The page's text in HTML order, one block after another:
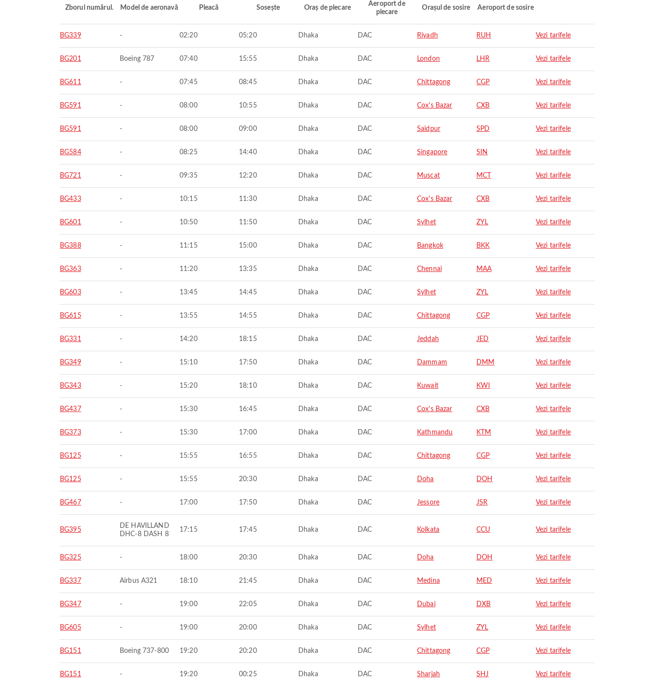
Zborul numărul. Model de aeronavă Pleacă Sosește Oraș de plecare
Aeroport de
plecare
Orașul de sosire Aeroport de sosire
BG339 - 02:20 05:20 Dhaka DAC Riyadh RUH Vezi tarifele
BG201 Boeing 787 07:40 15:55 Dhaka DAC London LHR Vezi tarifele
BG611 - 07:45 08:45 Dhaka DAC Chittagong CGP Vezi tarifele
BG591 - 08:00 10:55 Dhaka DAC Cox's Bazar CXB Vezi tarifele
BG591 - 08:00 09:00 Dhaka DAC Saidpur SPD Vezi tarifele
BG584 - 08:25 14:40 Dhaka DAC Singapore SIN Vezi tarifele
BG721 - 09:35 12:20 Dhaka DAC Muscat MCT Vezi tarifele
BG433 - 10:15 11:30 Dhaka DAC Cox's Bazar CXB Vezi tarifele
BG601 - 10:50 11:50 Dhaka DAC Sylhet ZYL Vezi tarifele
BG388 - 11:15 15:00 Dhaka DAC Bangkok BKK Vezi tarifele
BG363 - 11:20 13:35 Dhaka DAC Chennai MAA Vezi tarifele
BG603 - 13:45 14:45 Dhaka DAC Sylhet ZYL Vezi tarifele
BG615 - 13:55 14:55 Dhaka DAC Chittagong CGP Vezi tarifele
BG331 - 14:20 18:15 Dhaka DAC Jeddah JED Vezi tarifele
BG349 - 15:10 17:50 Dhaka DAC Dammam DMM Vezi tarifele
BG343 - 15:20 18:10 Dhaka DAC Kuwait KWI Vezi tarifele
BG437 - 15:30 16:45 Dhaka DAC Cox's Bazar CXB Vezi tarifele
BG373 - 15:30 17:00 Dhaka DAC Kathmandu KTM Vezi tarifele
BG125 - 15:55 16:55 Dhaka DAC Chittagong CGP Vezi tarifele
BG125 - 15:55 20:30 Dhaka DAC Doha DOH Vezi tarifele
BG467 - 17:00 17:50 Dhaka DAC Jessore JSR Vezi tarifele
BG395
DE HAVILLAND
DHC-8 DASH 8
17:15 17:45 Dhaka DAC Kolkata CCU Vezi tarifele
BG325 - 18:00 20:30 Dhaka DAC Doha DOH Vezi tarifele
BG337 Airbus A321 18:10 21:45 Dhaka DAC Medina MED Vezi tarifele
BG347 - 19:00 22:05 Dhaka DAC Dubai DXB Vezi tarifele
BG605 - 19:00 20:00 Dhaka DAC Sylhet ZYL Vezi tarifele
BG151 Boeing 737-800 19:20 20:20 Dhaka DAC Chittagong CGP Vezi tarifele
BG151 - 19:20 00:25 Dhaka DAC Sharjah SHJ Vezi tarifele